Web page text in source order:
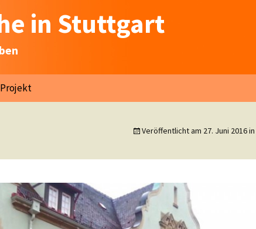
in Stuttgart
Projekt
Veröffentlicht am 27. Juni 2016in